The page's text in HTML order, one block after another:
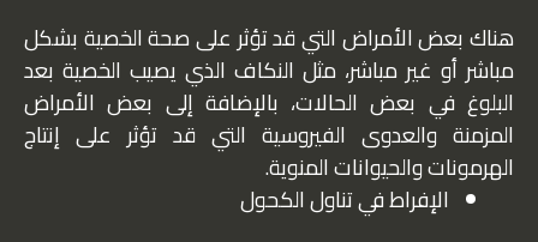
هناك بعض الأمراض التي قد تؤثر على صحة الخصية بشكل
مباشر أو غير مباشر، مثل النكاف الذي يصيب الخصية بعد
البلوغ في بعض الحالات، بالإضافة إلى بعض الأمراض
المزمنة والعدوى الفيروسية التي قد تؤثر على إنتاج
الهرمونات والحيوانات المنوية.
الإفراط في تناول الكحول